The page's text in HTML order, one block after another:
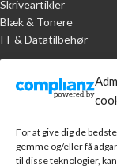
For at give dig de
gemme og/eller få
til disse teknologier,
Skriveartikler
Blæk & Tonere
IT & Datatilbehør
Handelsbetingelser
Bankoplysninger
Markedsføring